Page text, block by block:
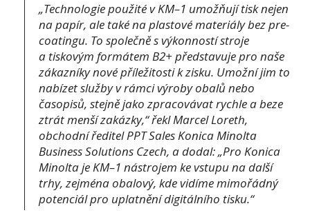
„Technologie použité v KM–1 umožňují tisk nejen
na papír, ale také na plastové materiály bez pre-
coatingu. To společně s výkonností stroje
a tiskovým formátem B2+ představuje pro naše
zákazníky nové příležitosti k zisku. Umožní jim to
nabízet služby v rámci výroby obalů nebo
časopisů, stejně jako zpracovávat rychle a beze
ztrát menší zakázky,“řekl Marcel Loreth,
obchodní ředitel PPT Sales Konica Minolta
Business Solutions Czech, a dodal: „Pro Konica
Minolta je KM–1 nástrojem ke vstupu na další
trhy, zejména obalový, kde vidíme mimořádný
potenciál pro uplatnění digitálního tisku.“